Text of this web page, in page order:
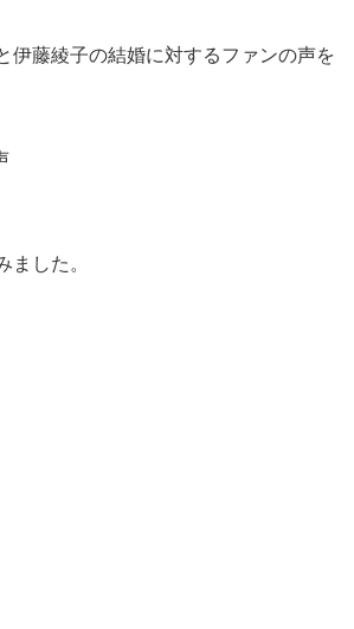
伊藤綾子の結婚に対するファンの声を
ました。